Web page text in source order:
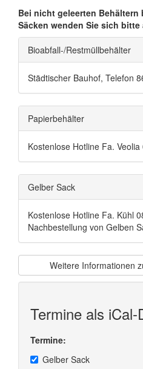
Bei nicht geleerten
Säcken wenden Sie sich
Bioabfall-/Restmüllbehälter
Städtischer Bauhof, Telefon
Papierbehälter
Kostenlose Hotline Fa.
Gelber Sack
Kostenlose Hotline Fa. Kühl
Nachbestellung von Gelben
Weitere Informationen
Termine als iCal-
Termine:
Gelber Sack